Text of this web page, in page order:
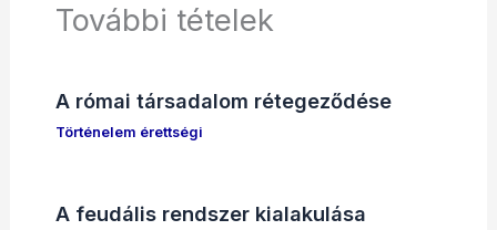
További tételek
A római társadalom rétegeződése
Történelem érettségi
A feudális rendszer kialakulása